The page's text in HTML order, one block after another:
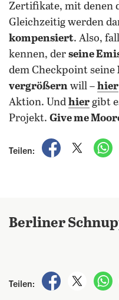
Zertifikate, mit denen
Gleichzeitig werden
kompensiert. Also,
kennen, der seine
dem Checkpoint seine
vergrößern will – hier
Aktion. Und hier gibt
Projekt. Give me
Teilen:
auf Facebook
auf X
Berliner
Teilen:
auf Facebook
auf X